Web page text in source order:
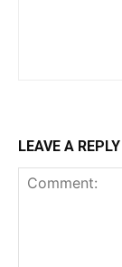
LEAVE A REPLY